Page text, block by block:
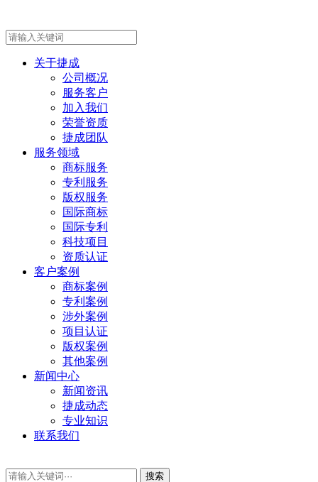
关于捷成
公司概况
服务客户
加入我们
荣誉资质
捷成团队
服务领域
商标服务
专利服务
版权服务
国际商标
国际专利
科技项目
资质认证
客户案例
商标案例
专利案例
涉外案例
项目认证
版权案例
其他案例
新闻中心
新闻资讯
捷成动态
专业知识
联系我们
搜索